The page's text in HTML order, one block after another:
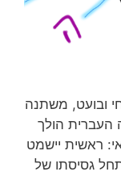
ובועט, משתנה
העברית הולך
ראשית יישמט
גסיסתו של